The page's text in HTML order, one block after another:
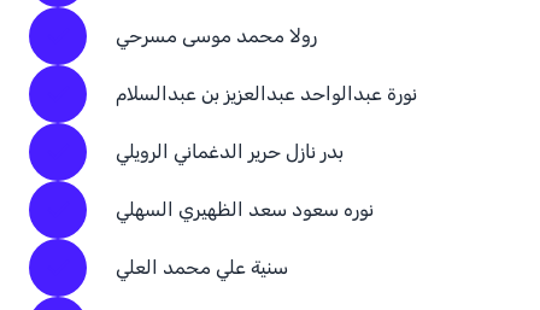
رولا محمد موسى مسرحي
نورة عبدالواحد عبدالعزيز بن عبدالسلام
بدر نازل حرير الدغماني الرويلي
نوره سعود سعد الظهيري السهلي
سنية علي محمد العلي